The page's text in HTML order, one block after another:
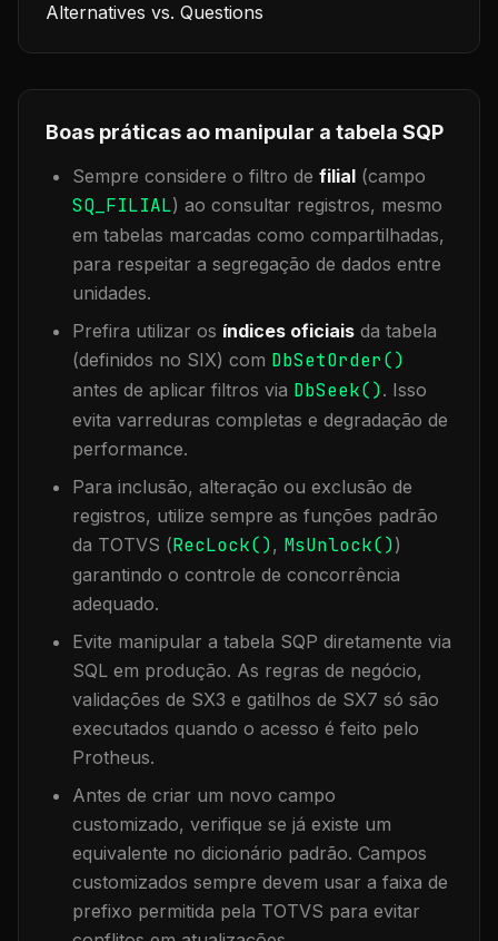
Alternatives vs. Questions
Boas práticas ao manipular a tabela SQP
Sempre considere o filtro de filial (campo
SQ_FILIAL) ao consultar registros, mesmo
em tabelas marcadas como compartilhadas,
para respeitar a segregação de dados entre
unidades.
Prefira utilizar os índices oficiais da tabela
(definidos no SIX) com DbSetOrder()
antes de aplicar filtros via DbSeek(). Isso
evita varreduras completas e degradação de
performance.
Para inclusão, alteração ou exclusão de
registros, utilize sempre as funções padrão
da TOTVS (RecLock(), MsUnlock())
garantindo o controle de concorrência
adequado.
Evite manipular a tabela SQP diretamente via
SQL em produção. As regras de negócio,
validações de SX3 e gatilhos de SX7 só são
executados quando o acesso é feito pelo
Protheus.
Antes de criar um novo campo
customizado, verifique se já existe um
equivalente no dicionário padrão. Campos
customizados sempre devem usar a faixa de
prefixo permitida pela TOTVS para evitar